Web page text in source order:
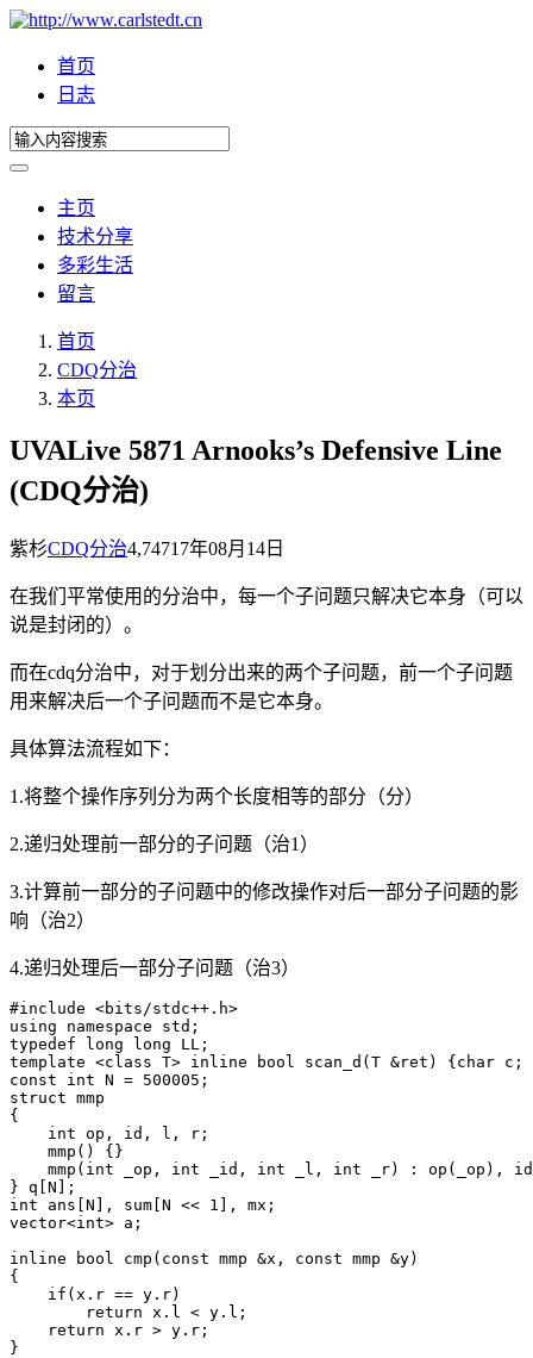
首页
日志
主页
技术分享
多彩生活
留言
首页
CDQ分治
本页
UVALive 5871 Arnooks’s Defensive Line
(CDQ分治)
紫杉CDQ分治4,74717年08月14日
在我们平常使用的分治中，每一个子问题只解决它本身（可以
说是封闭的）。
而在cdq分治中，对于划分出来的两个子问题，前一个子问题
用来解决后一个子问题而不是它本身。
具体算法流程如下：
1.将整个操作序列分为两个长度相等的部分（分）
2.递归处理前一部分的子问题（治1 ）
3.计算前一部分的子问题中的修改操作对后一部分子问题的影
响（治2）
4.递归处理后一部分子问题（治3）
#include <bits/stdc++.h>
using namespace std;
typedef long long LL;
template <class T> inline bool scan_d(T &ret)
const int N = 500005;
struct mmp
{
    int op, id, l, r;
    mmp() {}
mmp(int _op, int _id, int _l, int _r) : op(_op),
} q[N];
int ans[N], sum[N << 1], mx;
vector<int> a;
inline bool cmp(const mmp &x, const mmp &y)
{
    if(x.r == y.r)
        return x.l < y.l;
    return x.r > y.r;
}